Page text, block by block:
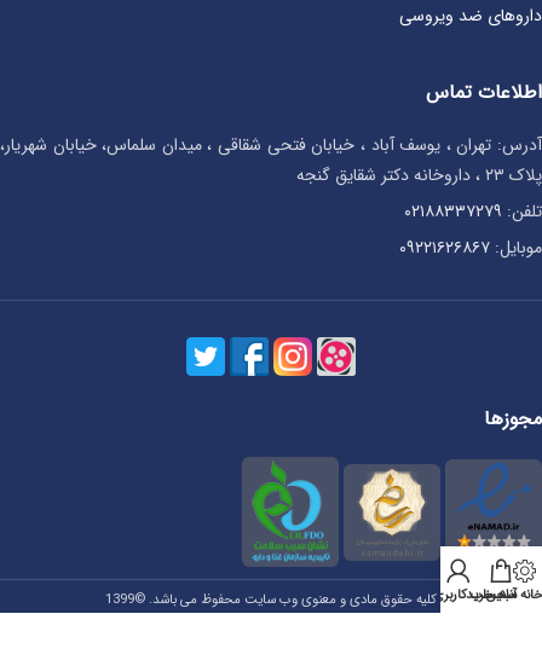
داروهای ضد ویروسی
اطلاعات تماس
آدرس: تهران ، یوسف آباد ، خیابان فتحی شقاقی ، میدان سلماس، خیابان شهریار،
پلاک ۲۳ ، داروخانه دکتر شقایق گنجه
تلفن: ۰۲۱۸۸۳۳۷۲۷۹
موبایل: ۰۹۲۲۱۶۲۶۸۶۷
مجوزها
کلیه حقوق مادی و معنوی وب سایت محفوظ می باشد. ©1399 آنلاین
سبد خرید
حساب کاربری من